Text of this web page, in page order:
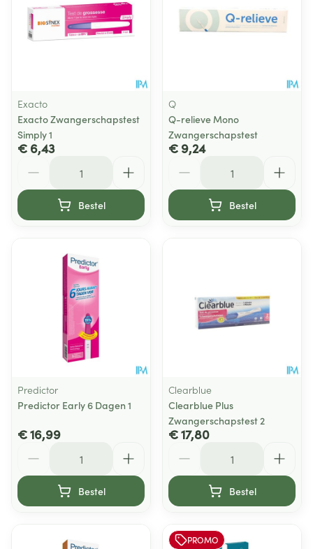
Exacto
Exacto Zwangerschapstest
Simply 1
€ 6,43
Bestel
Q
Q-relieve Mono
Zwangerschapstest
€ 9,24
Bestel
Predictor
Predictor Early 6 Dagen 1
€ 16,99
Bestel
Clearblue
Clearblue Plus
Zwangerschapstest 2
€ 17,80
Bestel
PROMO